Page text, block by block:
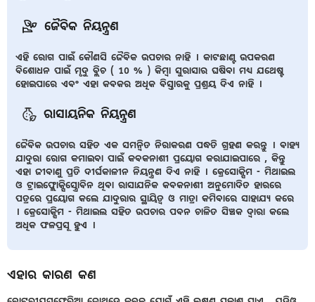
ଜୈବିକ ନିୟନ୍ତ୍ରଣ
ଏହି ରୋଗ ପାଇଁ କୌଣସି ଜୈବିକ ଉପଚାର ନାହି । କାଟଛାଣ୍ଟ ଉପକରଣ
ବିଶୋଧନ ପାଇଁ ମୃଦୁ ବ୍ଲିଚ ( 10 % ) କିମ୍ବା ସୁରାସାର ଘଷିବା ମଧ୍ୟ ଯଥେଷ୍ଟ
ହୋଇପାରେ ଏବଂ ଏହା କବକର ଅଧିକ ବିସ୍ତାରକୁ ପ୍ରଶ୍ରୟ ଦିଏ ନାହି ।
ରାସାୟନିକ ନିୟନ୍ତ୍ରଣ
ଜୈବିକ ଉପଚାର ସହିତ ଏକ ସମନ୍ଵିତ ନିରାକରଣ ପଦ୍ଧତି ଗ୍ରହଣ କରନ୍ତୁ । ବାହ୍ୟ
ଯାଦୁରା ରୋଗ କମାଇବା ପାଇଁ କବକନାଶୀ ପ୍ରୟୋଗ କରାଯାଇପାରେ , କିନ୍ତୁ
ଏହା ଜୀବାଣୁ ପ୍ରତି ଦୀର୍ଘକାଳୀନ ନିୟନ୍ତ୍ରଣ ଦିଏ ନାହି । କ୍ରେସୋକ୍ସିମ - ମିଥାଇଲ
ଓ ଟ୍ରାଇଫ୍ଲୋକ୍ସିସ୍ତ୍ରୋବିନ ଥିବା ରାସାଯନିକ କବକନାଶୀ ଅନୁମୋଦିତ ହାରରେ
ପତ୍ରରେ ପ୍ରୟୋଗ କଲେ ଯାଦୁରାର ସ୍ଥାୟିତ୍ଵ ଓ ମାତ୍ରା କମିବାରେ ସାହାଯ୍ୟ କରେ
। କ୍ରେସୋକ୍ସିମ - ମିଥାଇଲ ସହିତ ଉପଚାର ପବନ ଚାଳିତ ସିଞ୍ଚକ ଦ୍ଵାରା କଲେ
ଅଧିକ ଫଳପ୍ରସୂ ହୁଏ ।
ଏହାର କାରଣ କଣ